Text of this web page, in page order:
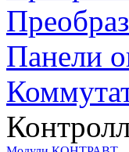
Панели